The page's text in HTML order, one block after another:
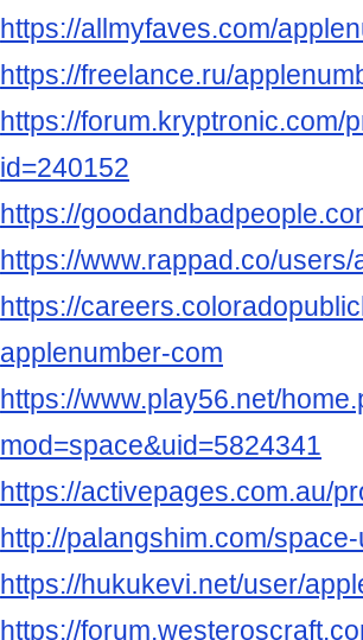
https://allmyfaves.com/
https://freelance.ru/
https://forum.kryptronic.com/
id=240152
https://
https://www.rappad.co/
https://
applenumber-com
https://www.play56.net/
mod=space&uid=5824341
https://activepages.com.au/
http://palangshim.com/
https://hukukevi.net/user/
https://